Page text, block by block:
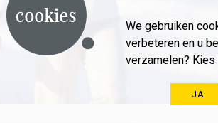
We gebruiken
verbeteren en u
verzamelen? Kies
JA